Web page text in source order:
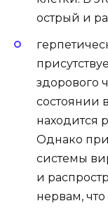
острый и
здорового
состоянии
находится
Однако
системы
и
нервам,